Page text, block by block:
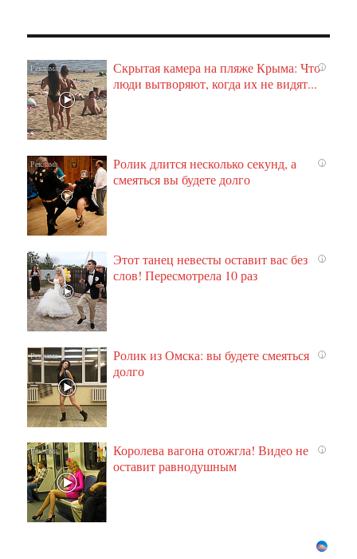
i
Скрытая камера на пляже Крыма: Что
люди вытворяют, когда их не видят...
i
Ролик длится несколько секунд, а
смеяться вы будете долго
i
Этот танец невесты оставит вас без
слов! Пересмотрела 10 раз
i
Ролик из Омска: вы будете смеяться
долго
i
Королева вагона отожгла! Видео не
оставит равнодушным